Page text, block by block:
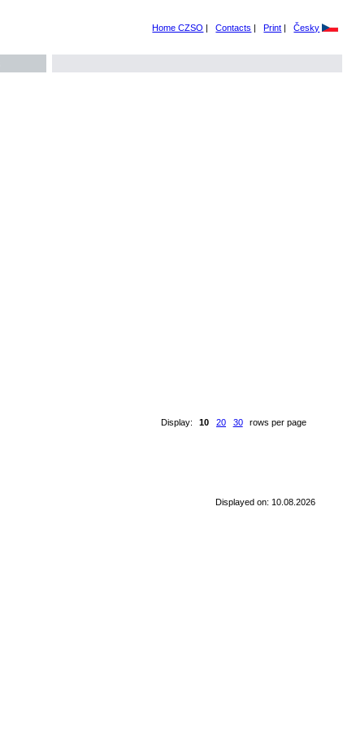
Home CZSO | Contacts | Print | Česky
Display:
10 20 30 rows per page
Displayed on: 10.08.2026